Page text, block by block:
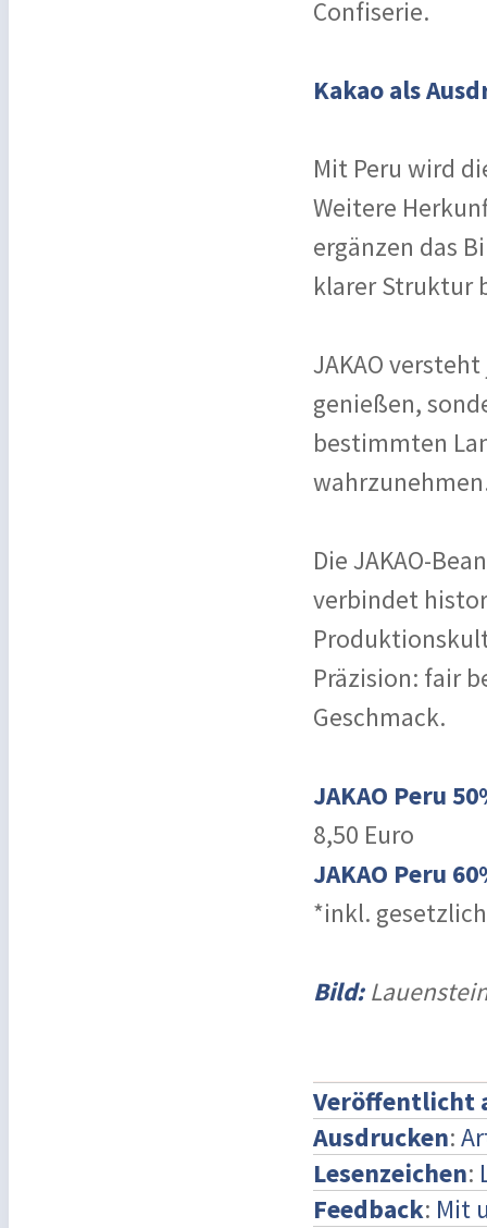
Confiserie.
Kakao als
Mit Peru wird
Weitere
ergänzen das
klarer Struktur
JAKAO
genießen,
bestimmten
Die JAKAO-
verbindet
Präzision: fair
Geschmack.
JAKAO Peru
8,50 Euro
JAKAO Peru
*inkl.
Bild:
Veröffentlicht
Ausdrucken:
Lesenzeichen:
Feedback: Mit